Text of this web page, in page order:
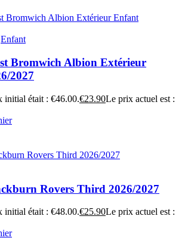
Enfant
Bromwich Albion Extérieur
2027
initial était : €46.00.€23.90Le prix actuel est :
Rovers Third 2026/2027
initial était : €48.00.€25.90Le prix actuel est :